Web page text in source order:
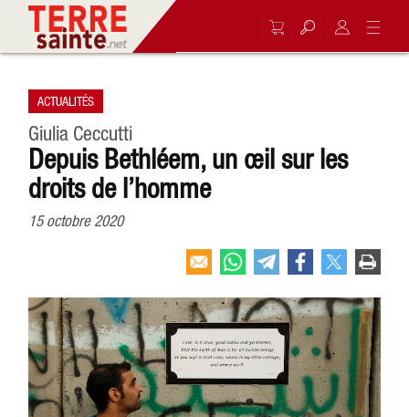
ACTUALITÉS
Giulia Ceccutti
Depuis Bethléem, un œil sur les
droits de l’homme
15 octobre 2020